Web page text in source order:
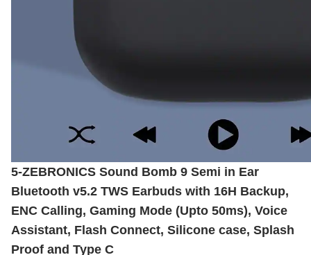
5-ZEBRONICS Sound Bomb 9 Semi in Ear
Bluetooth v5.2 TWS Earbuds with 16H Backup,
ENC Calling, Gaming Mode (Upto 50ms), Voice
Assistant, Flash Connect, Silicone case, Splash
Proof and Type C